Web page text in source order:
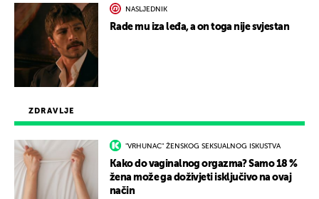
ZDRAVLJE
"VRHUNAC" ŽENSKOG SEKSUALNOG ISKUSTVA
Kako do vaginalnog orgazma? Samo 18 %
žena može ga doživjeti isključivo na ovaj
način
NASLJEDNIK
Rade mu iza leđa, a on toga nije svjestan